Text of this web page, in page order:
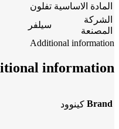
المادة الاساسية تفلون
الشركة
المصنعة
سيلفر
Additional information
information
Brand كينوود